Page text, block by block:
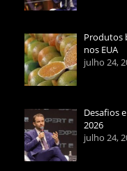
Produtos
nos EUA
julho 24,
Desafios
2026
julho 24,